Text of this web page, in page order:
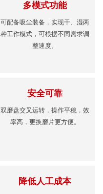
多模式功能
可配备吸尘装备，实现干、湿两
种工作模式，可根据不同需求调
整速度。
安全可靠
双磨盘交叉运转，操作平稳，效
率高，更换磨片更方便。
降低人工成本